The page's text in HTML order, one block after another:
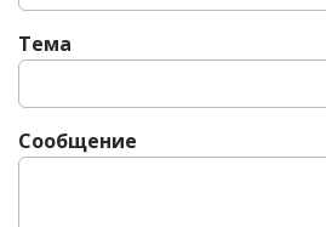
Тема
Сообщение